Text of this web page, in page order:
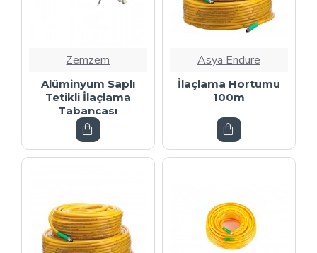
Zemzem
Alüminyum Saplı
Tetikli İlaçlama
Tabancası
Asya Endure
İlaçlama Hortumu
100m